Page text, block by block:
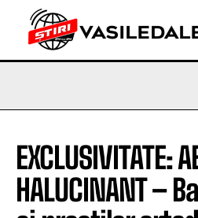
EXCLUSIVITATE:
HALUCINANT –